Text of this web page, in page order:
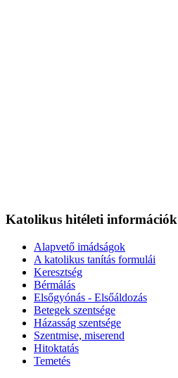
Katolikus hitéleti információk
Alapvető imádságok
A katolikus tanítás formulái
Keresztség
Bérmálás
Elsőgyónás - Elsőáldozás
Betegek szentsége
Házasság szentsége
Szentmise, miserend
Hitoktatás
Temetés